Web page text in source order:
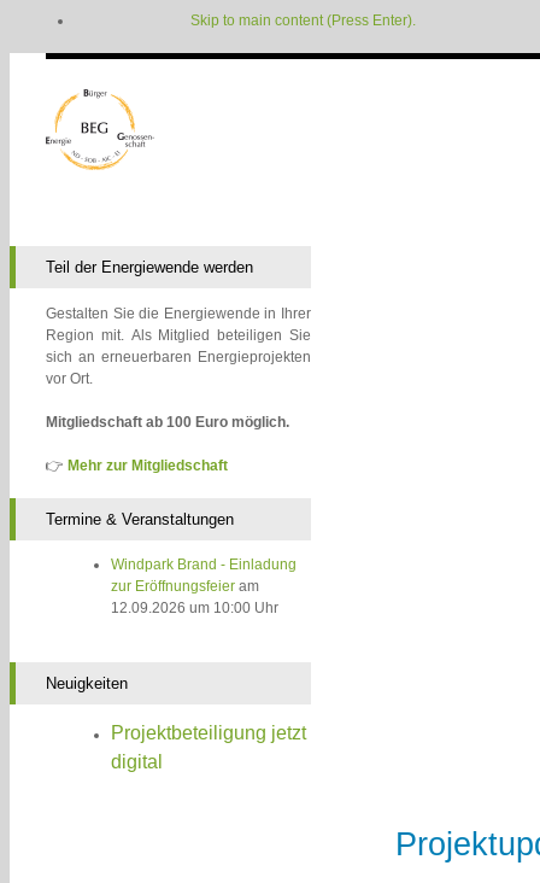
Skip to main content (Press Enter).
Teil der Energiewende werden
Gestalten Sie die Energiewende in Ihrer
Region mit. Als Mitglied beteiligen Sie
sich an erneuerbaren Energieprojekten
vor Ort.
Mitgliedschaft ab 100 Euro möglich.
👉 Mehr zur Mitgliedschaft
Termine & Veranstaltungen
Windpark Brand - Einladung
zur Eröffnungsfeier am
12.09.2026 um 10:00 Uhr
Neuigkeiten
Projektbeteiligung jetzt
digital